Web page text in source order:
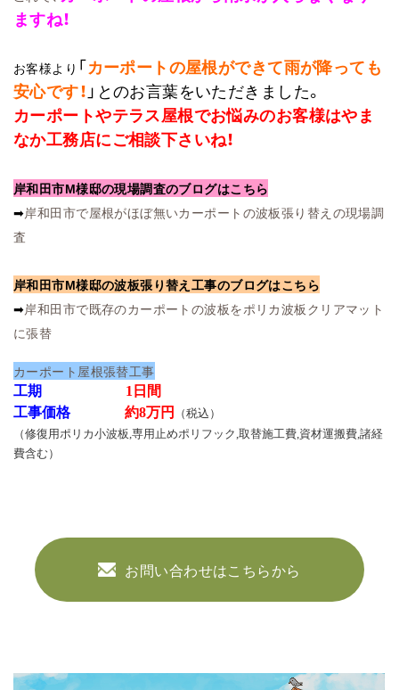
ますね！
お客様より 「カーポートの屋根ができて雨が降っても
安心です！ 」とのお言葉をいただきました。
カーポートやテラス屋根でお悩みのお客様はやま
なか工務店にご相談下さいね！
岸和田市M様邸の現場調査のブログはこちら
➡岸和田市で屋根がほぼ無いカーポートの波板張り替えの現場調
査
岸和田市M様邸の波板張り替え工事のブログはこちら
➡岸和田市で既存のカーポートの波板をポリカ波板クリアマット
に張替
カーポート屋根張替工事
工期
1日間
工事価格
約8万円
（税込）
（修復用ポリカ小波板,専用止めポリフック,取替施工費,資材運搬費,諸経
費含む）
お問い合わせはこちらから